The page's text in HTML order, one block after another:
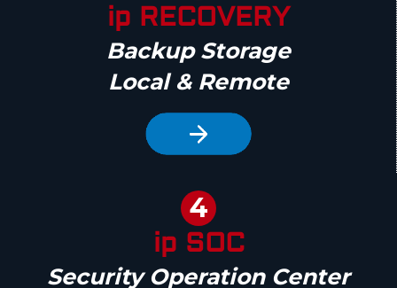
ip RECOVERY
Backup Storage
Local & Remote
4
ip SOC
Security Operation Center